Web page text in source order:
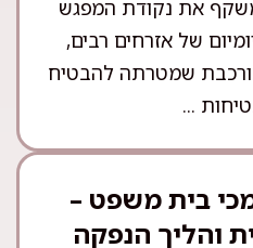
את נקודת המפגש
של אזרחים רבים,
שמטרתה להבטיח
...
בית משפט –
והליך הנפקה